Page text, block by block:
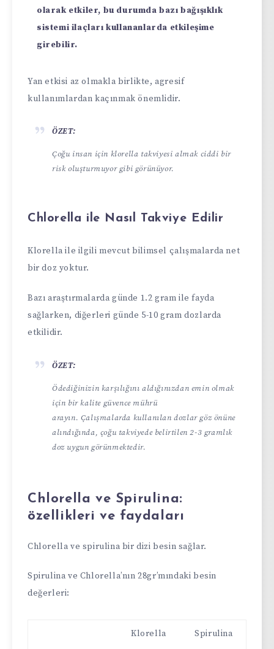
olarak etkiler, bu durumda bazı bağışıklık
sistemi ilaçları kullananlarda etkileşime
girebilir.
Yan etkisi az olmakla birlikte, agresif
kullanımlardan kaçınmak önemlidir.
ÖZET:
Çoğu insan için klorella takviyesi almak ciddi bir
risk oluşturmuyor gibi görünüyor.
Chlorella ile Nasıl Takviye Edilir
Klorella ile ilgili mevcut bilimsel çalışmalarda net
bir doz yoktur.
Bazı araştırmalarda günde 1.2 gram ile fayda
sağlarken, diğerleri günde 5-10 gram dozlarda
etkilidir.
ÖZET:
Ödediğinizin karşılığını aldığınızdan emin olmak
için bir kalite güvence mührü
arayın. Çalışmalarda kullanılan dozlar göz önüne
alındığında, çoğu takviyede belirtilen 2-3 gramlık
doz uygun görünmektedir.
Chlorella ve Spirulina:
özellikleri ve faydaları
Chlorella ve spirulina bir dizi besin sağlar.
Spirulina ve Chlorella’nın 28gr’mındaki besin
değerleri:
Klorella Spirulina